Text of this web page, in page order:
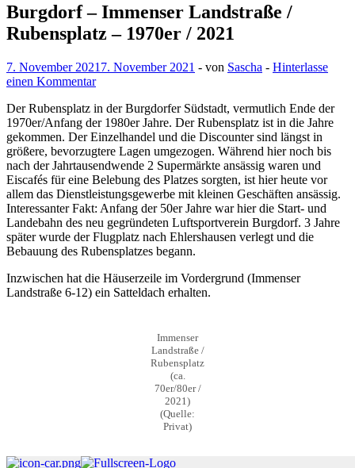
Burgdorf – Immenser Landstraße /
Rubensplatz – 1970er / 2021
7. November 2021 7. November 2021 - von Sascha - Hinterlasse
einen Kommentar
Der Rubensplatz in der Burgdorfer Südstadt, vermutlich Ende der
1970er/Anfang der 1980er Jahre. Der Rubensplatz ist in die Jahre
gekommen. Der Einzelhandel und die Discounter sind längst in
größere, bevorzugtere Lagen umgezogen. Während hier noch bis
nach der Jahrtausendwende 2 Supermärkte ansässig waren und
Eiscafés für eine Belebung des Platzes sorgten, ist hier heute vor
allem das Dienstleistungsgewerbe mit kleinen Geschäften ansässig.
Interessanter Fakt: Anfang der 50er Jahre war hier die Start- und
Landebahn des neu gegründeten Luftsportverein Burgdorf. 3 Jahre
später wurde der Flugplatz nach Ehlershausen verlegt und die
Bebauung des Rubensplatzes begann.
Inzwischen hat die Häuserzeile im Vordergrund (Immenser
Landstraße 6-12) ein Satteldach erhalten.
Immenser
Landstraße /
Rubensplatz
(ca.
70er/80er /
2021)
(Quelle:
Privat)